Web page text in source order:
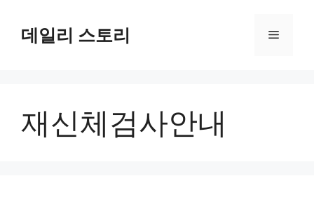
데일리 스토리 메
재신체검사안내